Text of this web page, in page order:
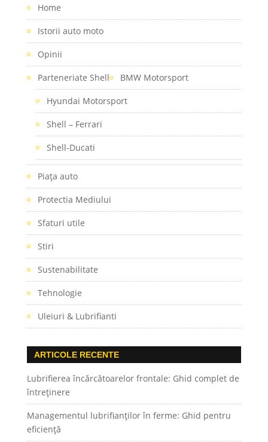
Home
Istorii auto moto
Opinii
Parteneriate Shell BMW Motorsport
Hyundai Motorsport
Shell – Ferrari
Shell-Ducati
Piaţa auto
Protectia Mediului
Sfaturi utile
Stiri
Sustenabilitate
Tehnologie
Uleiuri & Lubrifianti
ARTICOLE RECENTE
Lubrifierea încărcătoarelor frontale: Ghid complet de
întreținere
Managementul lubrifianților în ferme: Ghid pentru
eficiență